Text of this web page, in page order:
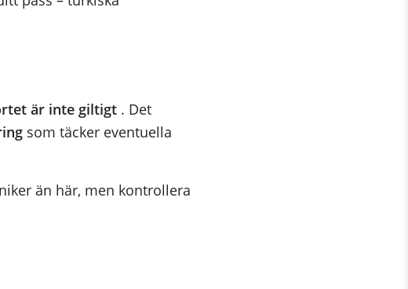
är inte giltigt. Det
som täcker eventuella
än här, men kontrollera